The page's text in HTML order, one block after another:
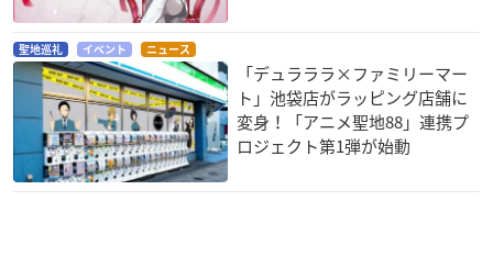
聖地巡礼 イベント ニュース
「デュラララ×ファミリーマー
ト」池袋店がラッピング店舗に
変身！「アニメ聖地88」連携プ
ロジェクト第1弾が始動